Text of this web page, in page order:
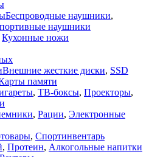
Беспроводные наушники,
наушники
Кухонные ножи
Внешние жесткие диски, SSD
памяти
, ТВ-боксы, Проекторы,
, Рации, Электронные
, Спортинвентарь
, Протеин, Алкогольные напитки